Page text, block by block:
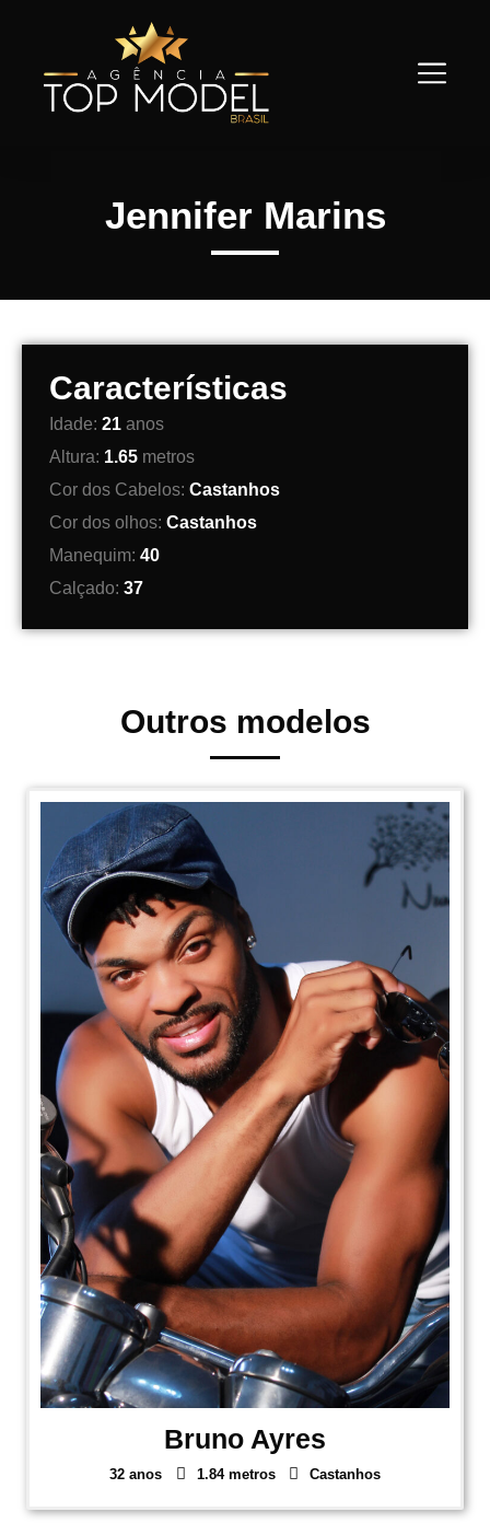
Jennifer Marins
Características
Idade: 21 anos
Altura: 1.65 metros
Cor dos Cabelos: Castanhos
Cor dos olhos: Castanhos
Manequim: 40
Calçado: 37
Outros modelos
Bruno Ayres
32 anos 1.84 metros Castanhos